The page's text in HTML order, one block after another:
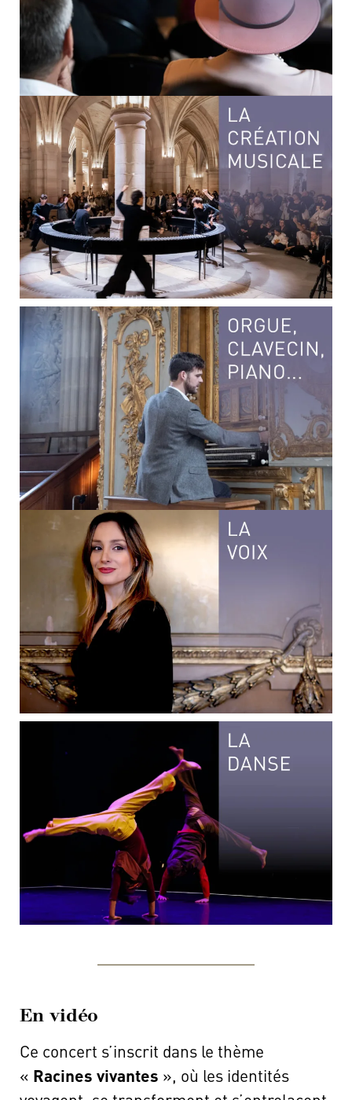
En vidéo
Ce concert s’inscrit dans le thème
« Racines vivantes », où les identités